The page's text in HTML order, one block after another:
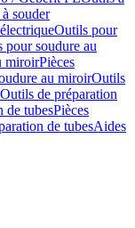
souder
Outils pour
pour soudure au
miroirPièces
au miroirOutils
de préparation
de tubesPièces
de tubesAides